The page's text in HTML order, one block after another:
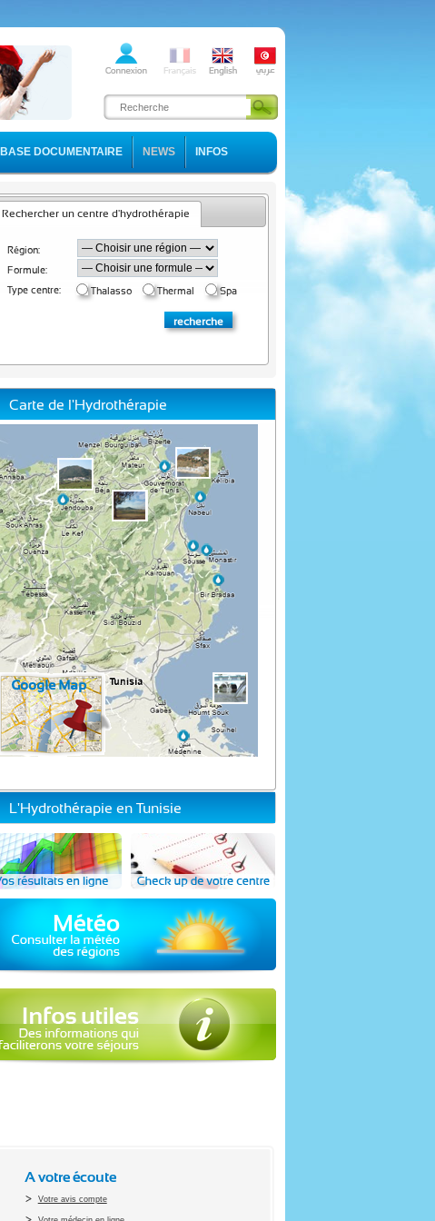
BASE DOCUMENTAIRE NEWS INFOS
Rechercher un centre d'hydrothérapie
Région:
Formule:
Type centre:
Thalasso Thermal Spa
Carte de l'Hydrothérapie
L'Hydrothérapie en Tunisie
A votre écoute
Votre avis compte